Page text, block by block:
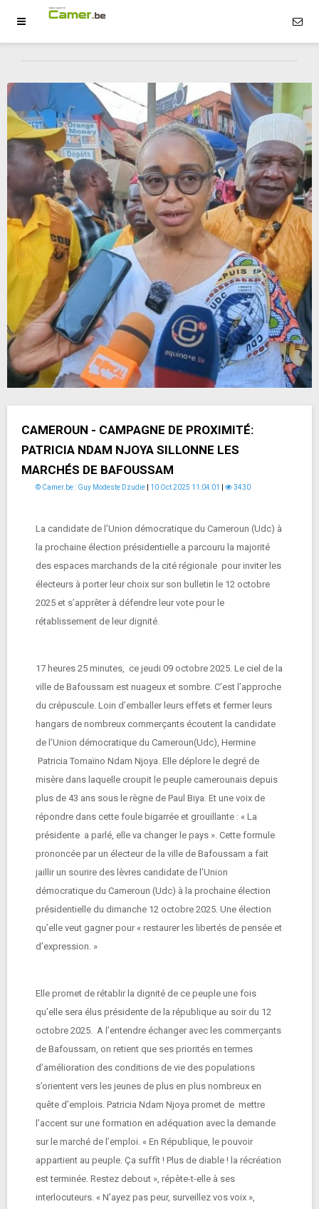
CAMEROUN - CAMPAGNE DE PROXIMITÉ:
PATRICIA NDAM NJOYA SILLONNE LES
MARCHÉS DE BAFOUSSAM
© Camer.be : Guy Modeste Dzudie 10 Oct 2025 11:04:01 3430
La candidate de l’Union démocratique du Cameroun (Udc) à
la prochaine élection présidentielle a parcouru la majorité
des espaces marchands de la cité régionale pour inviter les
électeurs à porter leur choix sur son bulletin le 12 octobre
2025 et s’apprêter à défendre leur vote pour le
rétablissement de leur dignité.
17 heures 25 minutes, ce jeudi 09 octobre 2025. Le ciel de la
ville de Bafoussam est nuageux et sombre. C’est l’approche
du crépuscule. Loin d’emballer leurs effets et fermer leurs
hangars de nombreux commerçants écoutent la candidate
de l’Union démocratique du Cameroun(Udc), Hermine
Patricia Tomaïno Ndam Njoya. Elle déplore le degré de
misère dans laquelle croupit le peuple camerounais depuis
plus de 43 ans sous le règne de Paul Biya. Et une voix de
répondre dans cette foule bigarrée et grouillante : « La
présidente a parlé, elle va changer le pays ». Cette formule
prononcée par un électeur de la ville de Bafoussam a fait
jaillir un sourire des lèvres candidate de l’Union
démocratique du Cameroun (Udc) à la prochaine élection
présidentielle du dimanche 12 octobre 2025. Une élection
qu’elle veut gagner pour « restaurer les libertés de pensée et
d’expression. »
Elle promet de rétablir la dignité de ce peuple une fois
qu’elle sera élus présidente de la république au soir du 12
octobre 2025. A l’entendre échanger avec les commerçants
de Bafoussam, on retient que ses priorités en termes
d’amélioration des conditions de vie des populations
s’orientent vers les jeunes de plus en plus nombreux en
quête d’emplois. Patricia Ndam Njoya promet de mettre
l’accent sur une formation en adéquation avec la demande
sur le marché de l’emploi. « En République, le pouvoir
appartient au peuple. Ça suffît ! Plus de diable ! la récréation
est terminée. Restez debout », répète-t-elle à ses
interlocuteurs. « N’ayez pas peur, surveillez vos voix »,